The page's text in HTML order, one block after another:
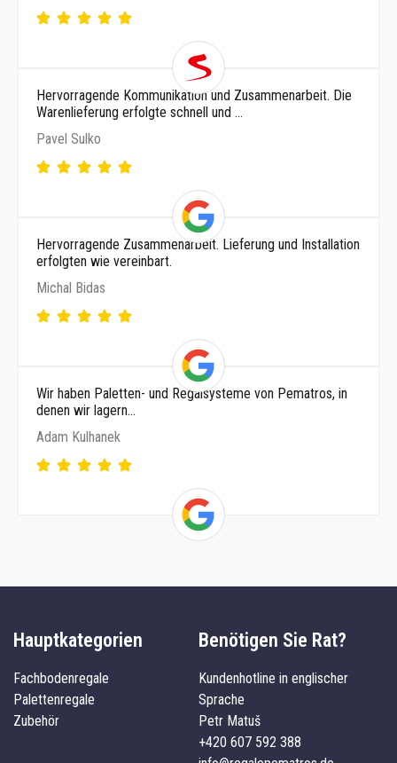
Hervorragende Kommunikation und Zusammenarbeit. Die
Warenlieferung erfolgte schnell und …
Pavel Sulko
Hervorragende Zusammenarbeit. Lieferung und Installation
erfolgten wie vereinbart.
Michal Bidas
Wir haben Paletten- und Regalsysteme von Pematros, in
denen wir lagern…
Adam Kulhanek
Hauptkategorien
Fachbodenregale
Palettenregale
Zubehör
Benötigen Sie Rat?
Kundenhotline in englischer
Sprache
Petr Matuš
+420 607 592 388